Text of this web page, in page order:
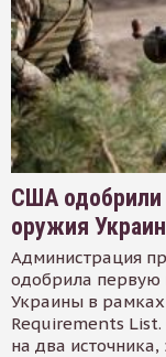
США одобрили
оружия
Администрация
одобрила
Украины в
Requirements
на два